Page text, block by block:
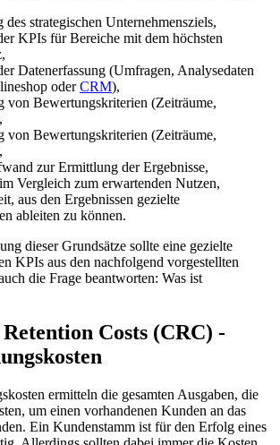
des strategischen Unternehmensziels,
KPIs für Bereiche mit dem höchsten
Datenerfassung (Umfragen, Analysedaten
oderCRM),
von Bewertungskriterien (Zeiträume,
von Bewertungskriterien (Zeiträume,
zur Ermittlung der Ergebnisse,
Vergleich zum erwartenden Nutzen,
aus den Ergebnissen gezielte
ableiten zu können.
dieser Grundsätze sollte eine gezielte
KPIs aus den nachfolgend vorgestellten
die Frage beantworten: Was ist
Costs (CRC) -
ermitteln die gesamten Ausgaben, die
um einen vorhandenen Kunden an das
Ein Kundenstamm ist für den Erfolg eines